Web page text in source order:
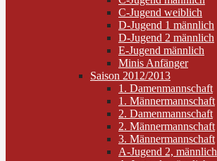
C-Jugend weiblich
D-Jugend 1 männlich
D-Jugend 2 männlich
E-Jugend männlich
Minis Anfänger
Saison 2012/2013
1. Damenmannschaft
1. Männermannschaft
2. Damenmannschaft
2. Männermannschaft
3. Männermannschaft
A-Jugend 2, männlich